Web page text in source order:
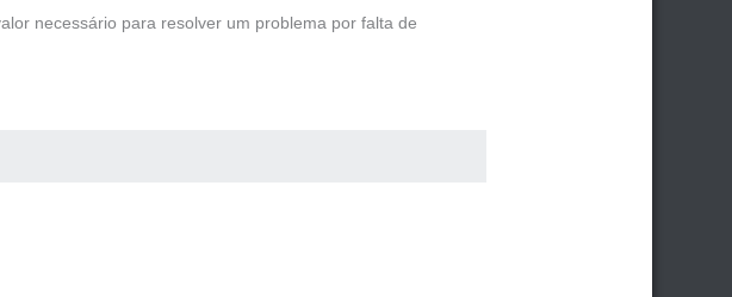
necessário para resolver um problema por falta de